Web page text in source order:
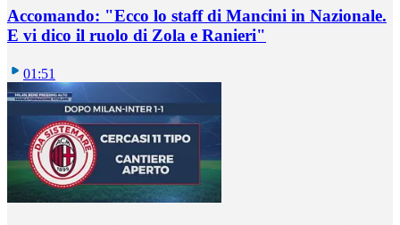
Accomando: "Ecco lo staff di Mancini in Nazionale.
E vi dico il ruolo di Zola e Ranieri"
01:51